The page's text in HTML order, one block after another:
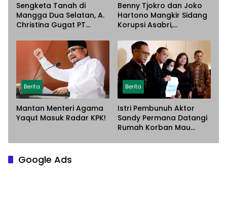
Sengketa Tanah di
Mangga Dua Selatan, A.
Christina Gugat PT
Dugaan Penyerobotan
Lahan
Benny Tjokro dan Joko
Hartono Mangkir Sidang
Korupsi Asabri,
Paksa
Berita
Mantan Menteri Agama
Yaqut Masuk Radar KPK!
Berita
Istri Pembunuh Aktor
Sandy Permana Datangi
Rumah Korban Mau
Google Ads